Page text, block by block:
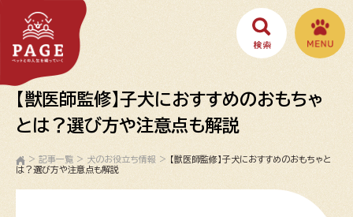
【獣医師監修】子犬におすすめのおもちゃ
とは？選び方や注意点も解説
> 記事一覧 > 犬のお役立ち情報 >
【獣医師監修】子犬におすすめのおもちゃと
は？選び方や注意点も解説